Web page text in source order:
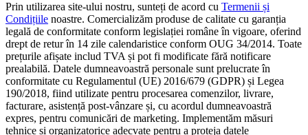
Prin utilizarea site-ului nostru, sunteți de acord cu Termenii și
Condițiile noastre. Comercializăm produse de calitate cu garanția
legală de conformitate conform legislației române în vigoare, oferind
drept de retur în 14 zile calendaristice conform OUG 34/2014. Toate
prețurile afișate includ TVA și pot fi modificate fără notificare
prealabilă. Datele dumneavoastră personale sunt prelucrate în
conformitate cu Regulamentul (UE) 2016/679 (GDPR) și Legea
190/2018, fiind utilizate pentru procesarea comenzilor, livrare,
facturare, asistență post-vânzare și, cu acordul dumneavoastră
expres, pentru comunicări de marketing. Implementăm măsuri
tehnice și organizatorice adecvate pentru a proteja datele